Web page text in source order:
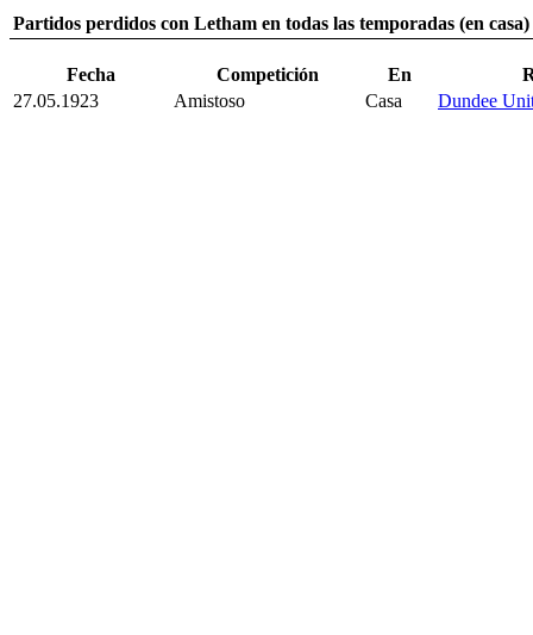
Partidos perdidos con Letham en todas las temporadas (en casa)
Fecha Competición En
27.05.1923
Amistoso Casa Dundee